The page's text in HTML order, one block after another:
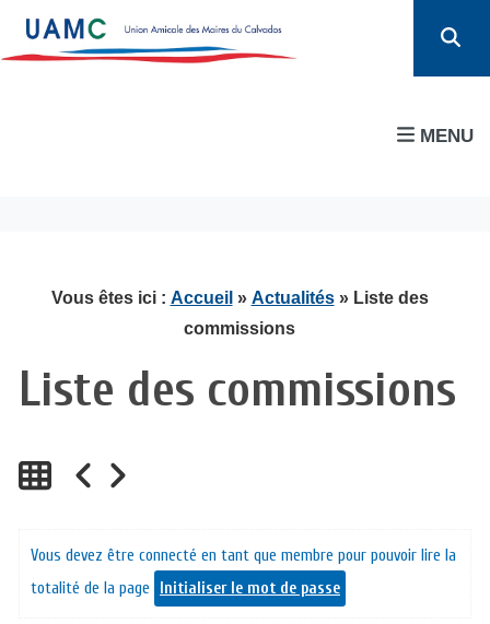
MENU
Vous êtes ici : Accueil » Actualités» Liste des
commissions
Liste des commissions
Vous devez être connecté en tant que membre pour pouvoir lire la
totalité de la page
Initialiser le mot de passe